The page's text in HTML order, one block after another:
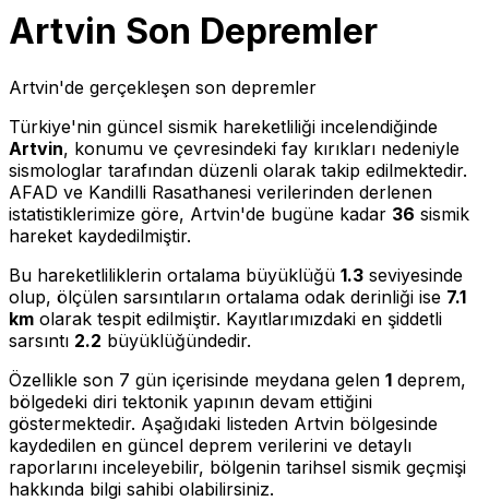
Artvin Son Depremler
Artvin'de gerçekleşen son depremler
Türkiye'nin güncel sismik hareketliliği incelendiğinde
Artvin, konumu ve çevresindeki fay kırıkları nedeniyle
sismologlar tarafından düzenli olarak takip edilmektedir.
AFAD ve Kandilli Rasathanesi verilerinden derlenen
istatistiklerimize göre, Artvin'de bugüne kadar 36 sismik
hareket kaydedilmiştir.
Bu hareketliliklerin ortalama büyüklüğü 1.3 seviyesinde
olup, ölçülen sarsıntıların ortalama odak derinliği ise 7.1
km olarak tespit edilmiştir. Kayıtlarımızdaki en şiddetli
sarsıntı 2.2 büyüklüğündedir.
Özellikle son 7 gün içerisinde meydana gelen 1 deprem,
bölgedeki diri tektonik yapının devam ettiğini
göstermektedir. Aşağıdaki listeden Artvin bölgesinde
kaydedilen en güncel deprem verilerini ve detaylı
raporlarını inceleyebilir, bölgenin tarihsel sismik geçmişi
hakkında bilgi sahibi olabilirsiniz.